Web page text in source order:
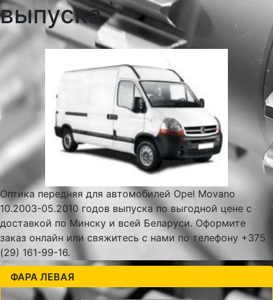
выпуска
Оптика передняя для автомобилей Opel Movano
10.2003-05.2010 годов выпуска по выгодной цене с
доставкой по Минску и всей Беларуси. Оформите
заказ онлайн или свяжитесь с нами по телефону +375
(29) 161-99-16.
ФАРА ЛЕВАЯ